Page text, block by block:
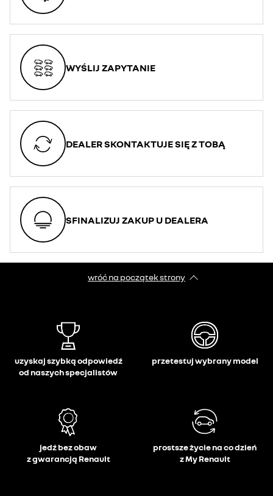
WYŚLIJ ZAPYTANIE
DEALER SKONTAKTUJE SIĘ Z TOBĄ
SFINALIZUJ ZAKUP U DEALERA
wróć na początek strony
uzyskaj szybką odpowiedź
od naszych specjalistów
przetestuj wybrany model
jedź bez obaw
z gwarancją Renault
prostsze życie na co dzień
z My Renault